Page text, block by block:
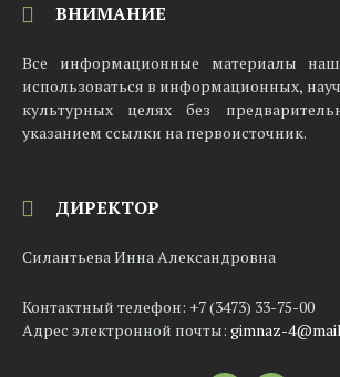
ВНИМАНИЕ
Все информационные материалы
использоваться в информационных,
культурных целях без
указанием ссылки на первоисточник.
ДИРЕКТОР
Силантьева Инна Александровна
Контактный телефон: +7 (3473) 33-75-00
Адрес электронной почты: gimnaz-